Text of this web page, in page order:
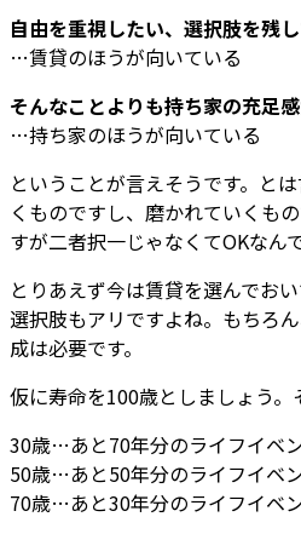
自由を重視したい、選択肢を残
…賃貸のほうが向いている
そんなことよりも持ち家の充足
…持ち家のほうが向いている
ということが言えそうです。と
くものですし、磨かれていくも
すが二者択一じゃなくてOKなんで
とりあえず今は賃貸を選んでお
選択肢もアリですよね。もちろ
成は必要です。
仮に寿命を100歳としましょう。
30歳…あと70年分のライフイベ
50歳…あと50年分のライフイベ
70歳…あと30年分のライフイベ